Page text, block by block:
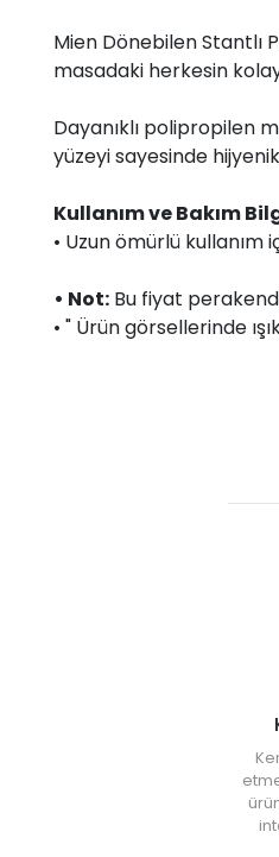
Mien Dönebilen Stantlı
masadaki herkesin
Dayanıklı polipropilen
yüzeyi sayesinde
Kullanım ve Bakım
• Uzun ömürlü kullanım
• Not: Bu fiyat
• " Ürün görsellerinde